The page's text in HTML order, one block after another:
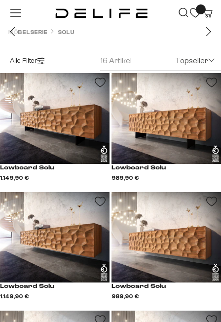
Zum Hauptinhalt springen
MÖBELSERIE SOLU
Alle Filter 16 Artikel Topseller
Lowboard Solu
1.149,90 €
Lowboard Solu
989,90 €
Lowboard Solu
1.149,90 €
Lowboard Solu
989,90 €